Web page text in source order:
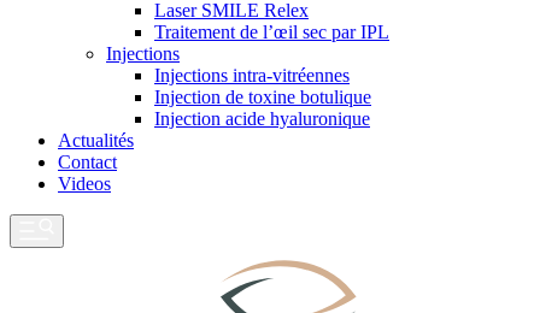
Laser SMILE Relex
Traitement de l’œil sec par IPL
Injections
Injections intra-vitréennes
Injection de toxine botulique
Injection acide hyaluronique
Actualités
Contact
Videos